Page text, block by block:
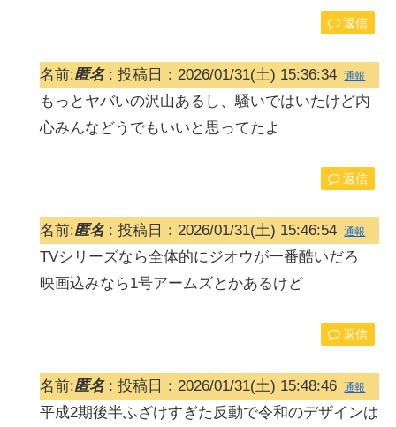
返信
名前:匿名: 投稿日：2026/01/31(土) 15:36:34 通報
もっとヤバいの沢山あるし、騒いではいたけど内
心みんなどうでもいいと思ってたよ
返信
名前:匿名: 投稿日：2026/01/31(土) 15:46:54 通報
TVシリーズなら全体的にジオウが一番酷いだろ
映画込みなら1号アームズとかあるけど
返信
名前:匿名: 投稿日：2026/01/31(土) 15:48:46 通報
平成2期後半ふざけすぎた反動で令和のデザインは